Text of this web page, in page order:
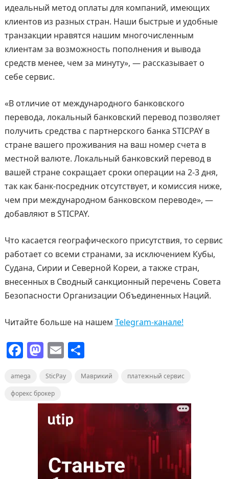
идеальный метод оплаты для компаний, имеющих
клиентов из разных стран. Наши быстрые и удобные
транзакции нравятся нашим многочисленным
клиентам за возможность пополнения и вывода
средств менее, чем за минуту», — рассказывает о
себе сервис.
«В отличие от международного банковского
перевода, локальный банковский перевод позволяет
получить средства с партнерского банка STICPAY в
стране вашего проживания на ваш номер счета в
местной валюте. Локальный банковский перевод в
вашей стране сокращает сроки операции на 2-3 дня,
так как банк-посредник отсутствует, и комиссия ниже,
чем при международном банковском переводе», —
добавляют в STICPAY.
Что касается географического присутствия, то сервис
работает со всеми странами, за исключением Кубы,
Судана, Сирии и Северной Кореи, а также стран,
внесенных в Сводный санкционный перечень Совета
Безопасности Организации Объединенных Наций.
Читайте больше на нашем Telegram-канале!
F
c
e
M
st
o
d
o
E
ai
l
О
п
р
а
в
и
т
amega SticPay Маврикий
платежный сервис
форекс брокер